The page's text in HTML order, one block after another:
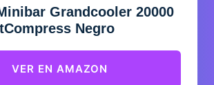
Grandcooler 20000
Negro
VER EN AMAZON